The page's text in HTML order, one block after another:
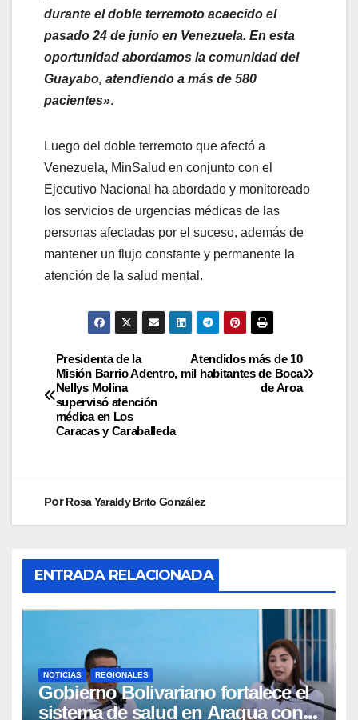
durante el doble terremoto acaecido el
pasado 24 de junio en Venezuela. En esta
oportunidad abordamos la comunidad del
Guayabo, atendiendo a más de 580
pacientes».
Luego del doble terremoto que afectó a
Venezuela, MinSalud en conjunto con el
Ejecutivo Nacional ha abordado y monitoreado
los servicios de urgencias médicas de las
personas afectadas por el suceso, además de
mantener un flujo constante y permanente la
atención de la salud mental.
Atendidos más de 10
mil habitantes de Boca
de Aroa
Presidenta de la
Misión Barrio Adentro,
Nellys Molina
supervisó atención
médica en Los
Caracas y Caraballeda
PorRosa Yaraldy Brito González
ENTRADA RELACIONADA
NOTICIAS REGIONALES
Gobierno Bolivariano fortalece el
sistema de salud en Aragua con